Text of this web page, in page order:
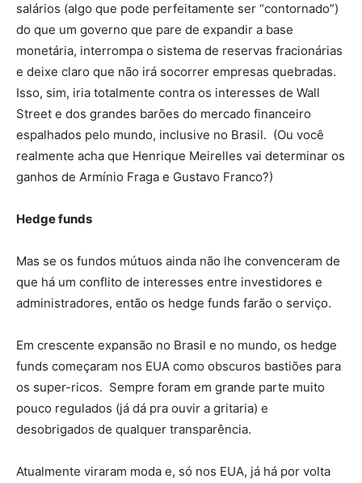
salários (algo que pode perfeitamente ser “contornado”)
do que um governo que pare de expandir a base
monetária, interrompa o sistema de reservas fracionárias
e deixe claro que não irá socorrer empresas quebradas.
Isso, sim, iria totalmente contra os interesses de Wall
Street e dos grandes barões do mercado financeiro
espalhados pelo mundo, inclusive no Brasil. (Ou você
realmente acha que Henrique Meirelles vai determinar os
ganhos de Armínio Fraga e Gustavo Franco?)
Hedge funds
Mas se os fundos mútuos ainda não lhe convenceram de
que há um conflito de interesses entre investidores e
administradores, então os hedge funds farão o serviço.
Em crescente expansão no Brasil e no mundo, os hedge
funds começaram nos EUA como obscuros bastiões para
os super-ricos. Sempre foram em grande parte muito
pouco regulados (já dá pra ouvir a gritaria) e
desobrigados de qualquer transparência.
Atualmente viraram moda e, só nos EUA, já há por volta